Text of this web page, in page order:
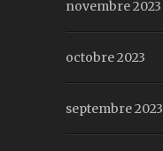
novembre 2023
octobre 2023
septembre 2023